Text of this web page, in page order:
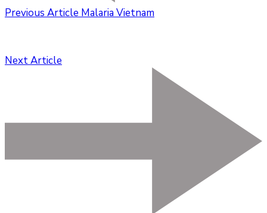
Previous Article Malaria Vietnam
Next Article